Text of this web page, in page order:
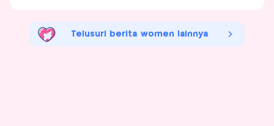
Telusuri berita women lainnya